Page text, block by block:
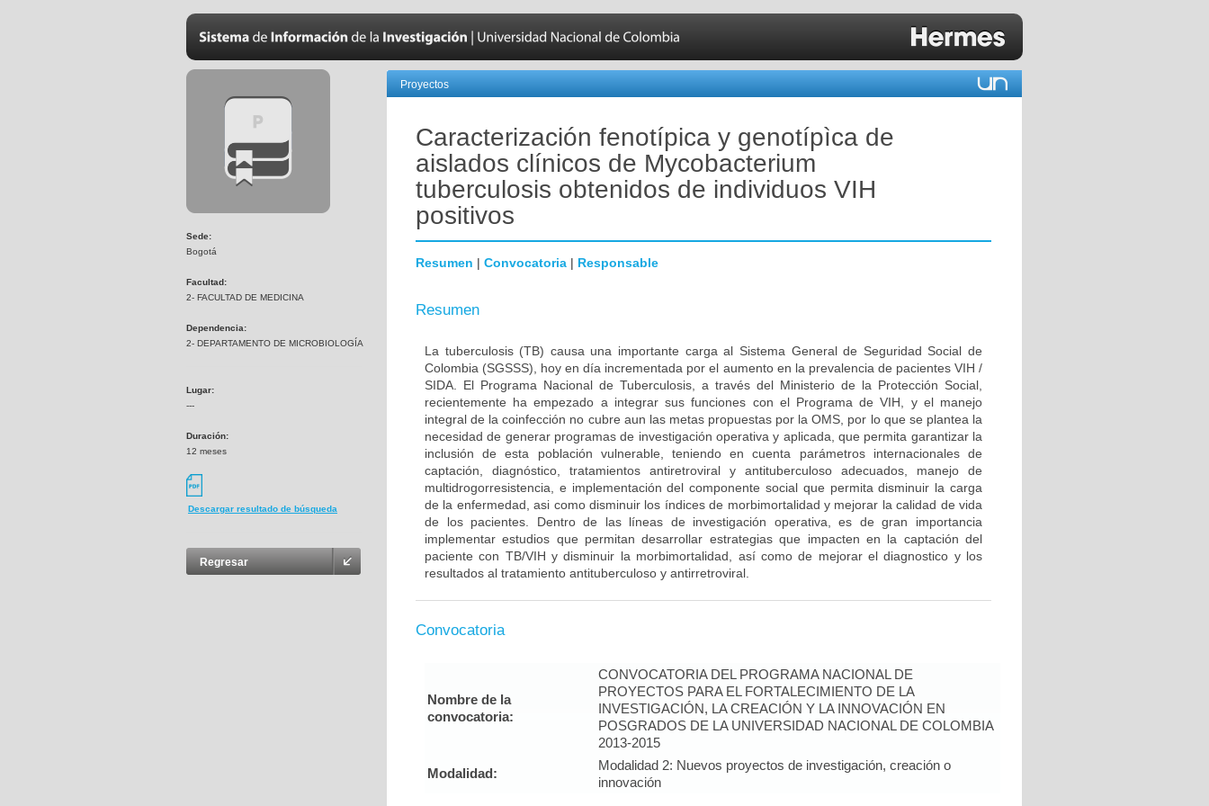
Sede:
Bogotá
Facultad:
2- FACULTAD DE MEDICINA
Dependencia:
2- DEPARTAMENTO DE MICROBIOLOGÍA
Lugar:
---
Duración:
12 meses
Descargar resultado de búsqueda
Regresar
Proyectos
Caracterización fenotípica y genotípìca de
aislados clínicos de Mycobacterium
tuberculosis obtenidos de individuos VIH
positivos
Resumen | Convocatoria | Responsable
Resumen
La tuberculosis (TB) causa una importante carga al Sistema General de Seguridad Social de
Colombia (SGSSS), hoy en día incrementada por el aumento en la prevalencia de pacientes VIH /
SIDA. El Programa Nacional de Tuberculosis, a través del Ministerio de la Protección Social,
recientemente ha empezado a integrar sus funciones con el Programa de VIH, y el manejo
integral de la coinfección no cubre aun las metas propuestas por la OMS, por lo que se plantea la
necesidad de generar programas de investigación operativa y aplicada, que permita garantizar la
inclusión de esta población vulnerable, teniendo en cuenta parámetros internacionales de
captación, diagnóstico, tratamientos antiretroviral y antituberculoso adecuados, manejo de
multidrogorresistencia, e implementación del componente social que permita disminuir la carga
de la enfermedad, asi como disminuir los índices de morbimortalidad y mejorar la calidad de vida
de los pacientes. Dentro de las líneas de investigación operativa, es de gran importancia
implementar estudios que permitan desarrollar estrategias que impacten en la captación del
paciente con TB/VIH y disminuir la morbimortalidad, así como de mejorar el diagnostico y los
resultados al tratamiento antituberculoso y antirretroviral.
Convocatoria
Nombre de la
convocatoria:
CONVOCATORIA DEL PROGRAMA NACIONAL DE
PROYECTOS PARA EL FORTALECIMIENTO DE LA
INVESTIGACIÓN, LA CREACIÓN Y LA INNOVACIÓN EN
POSGRADOS DE LA UNIVERSIDAD NACIONAL DE COLOMBIA
2013-2015
Modalidad:
Modalidad 2: Nuevos proyectos de investigación, creación o
innovación